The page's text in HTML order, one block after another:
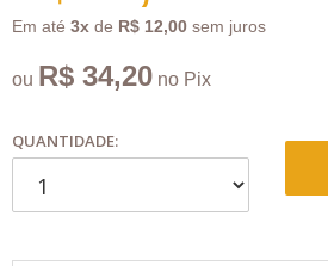
Em até 3x de R$ 12,00 sem juros
ou R$ 34,20 no Pix
QUANTIDADE: